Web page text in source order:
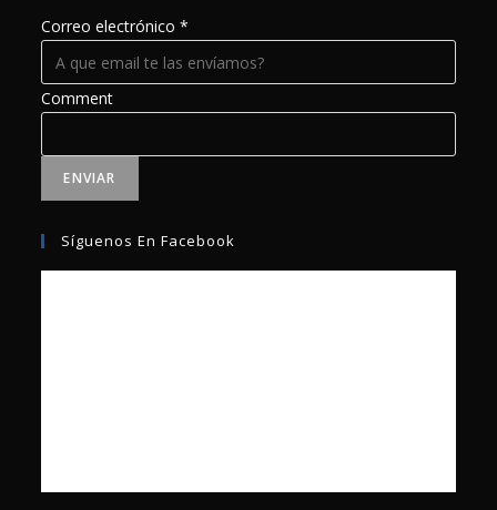
Correo electrónico*
Comment
ENVIAR
Síguenos En Facebook